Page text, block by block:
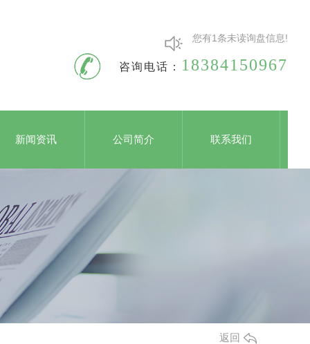
您有1 条未读询盘信息!
咨询电话： 18384150967
新闻资讯 公司简介 联系我们
返回